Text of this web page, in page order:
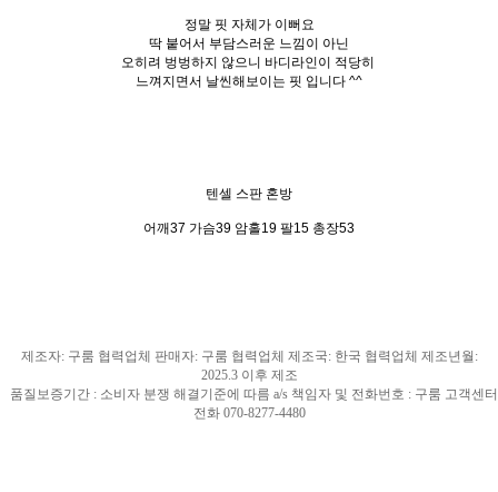
정말 핏 자체가 이뻐요
딱 붙어서 부담스러운 느낌이 아닌
오히려 벙벙하지 않으니 바디라인이 적당히
느껴지면서 날씬해보이는 핏 입니다 ^^
텐셀 스판 혼방
어깨37 가슴39 암홀19 팔15 총장53
제조자: 구룸 협력업체 판매자: 구룸 협력업체 제조국: 한국 협력업체 제조년월 :
2025.3 이후 제조
품질보증기간 : 소비자 분쟁 해결기준에 따름 a/s 책임자 및 전화번호 : 구룸 고객센터
전화 070-8277-4480